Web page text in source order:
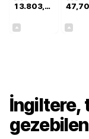
13.803,11 47,70
İngiltere,
gezebilen